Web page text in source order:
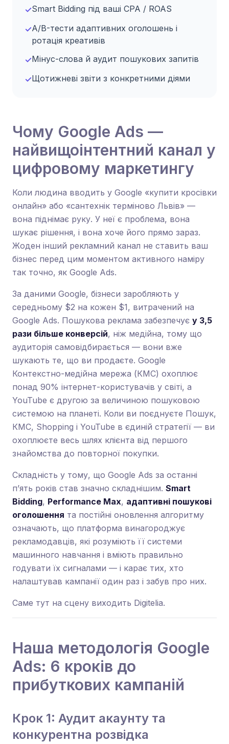
✓Smart Bidding під ваші CPA / ROAS
✓A/B-тести адаптивних оголошень і
ротація креативів
✓Мінус-слова й аудит пошукових запитів
✓Щотижневі звіти з конкретними діями
Чому Google Ads —
найвищоінтентний канал у
цифровому маркетингу
Коли людина вводить у Google «купити кросівки
онлайн» або «сантехнік терміново Львів» —
вона піднімає руку. У неї є проблема, вона
шукає рішення, і вона хоче його прямо зараз.
Жоден інший рекламний канал не ставить ваш
бізнес перед цим моментом активного наміру
так точно, як Google Ads.
За даними Google, бізнеси заробляють у
середньому $2 на кожен $1, витрачений на
Google Ads. Пошукова реклама забезпечує у 3,5
рази більше конверсій, ніж медійна, тому що
аудиторія самовідбирається — вони вже
шукають те, що ви продаєте. Google
Контекстно-медійна мережа (КМС) охоплює
понад 90% інтернет-користувачів у світі, а
YouTube є другою за величиною пошуковою
системою на планеті. Коли ви поєднуєте Пошук,
КМС, Shopping і YouTube в єдиній стратегії — ви
охоплюєте весь шлях клієнта від першого
знайомства до повторної покупки.
Складність у тому, що Google Ads за останні
п’ять років став значно складнішим. Smart
Bidding, Performance Max, адаптивні пошукові
оголошення та постійні оновлення алгоритму
означають, що платформа винагороджує
рекламодавців, які розуміють її системи
машинного навчання і вміють правильно
годувати їх сигналами — і карає тих, хто
налаштував кампанії один раз і забув про них.
Саме тут на сцену виходить Digitelia.
Наша методологія Google
Ads: 6 кроків до
прибуткових кампаній
Крок 1: Аудит акаунту та
конкурентна розвідка